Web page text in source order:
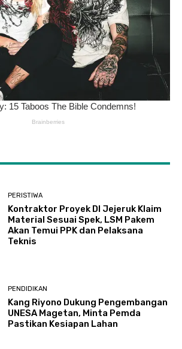
PERISTIWA
Kontraktor Proyek DI Jejeruk Klaim
Material Sesuai Spek, LSM Pakem
Akan Temui PPK dan Pelaksana
Teknis
PENDIDIKAN
Kang Riyono Dukung Pengembangan
UNESA Magetan, Minta Pemda
Pastikan Kesiapan Lahan